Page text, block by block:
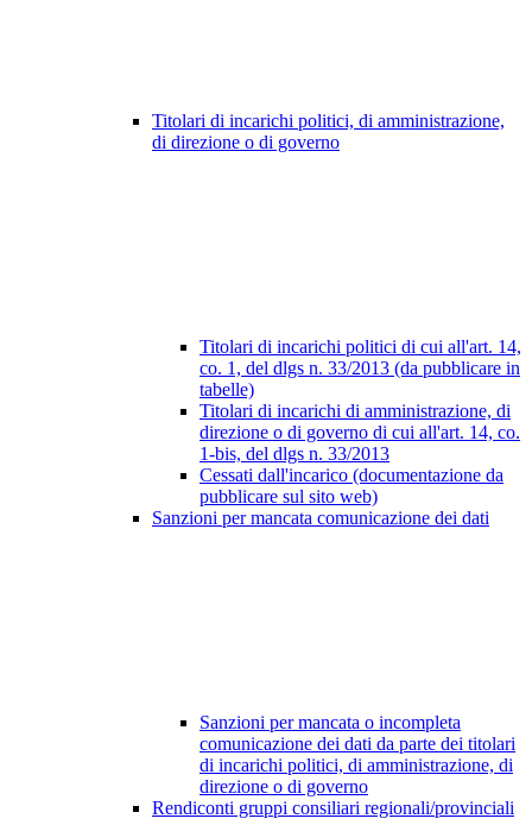
Titolari di incarichi politici, di amministrazione,
di direzione o di governo
Titolari di incarichi politici di cui all'art. 14,
co. 1, del dlgs n. 33/2013 (da pubblicare in
tabelle)
Titolari di incarichi di amministrazione, di
direzione o di governo di cui all'art. 14, co.
1-bis, del dlgs n. 33/2013
Cessati dall'incarico (documentazione da
pubblicare sul sito web)
Sanzioni per mancata comunicazione dei dati
Sanzioni per mancata o incompleta
comunicazione dei dati da parte dei titolari
di incarichi politici, di amministrazione, di
direzione o di governo
Rendiconti gruppi consiliari regionali/provinciali